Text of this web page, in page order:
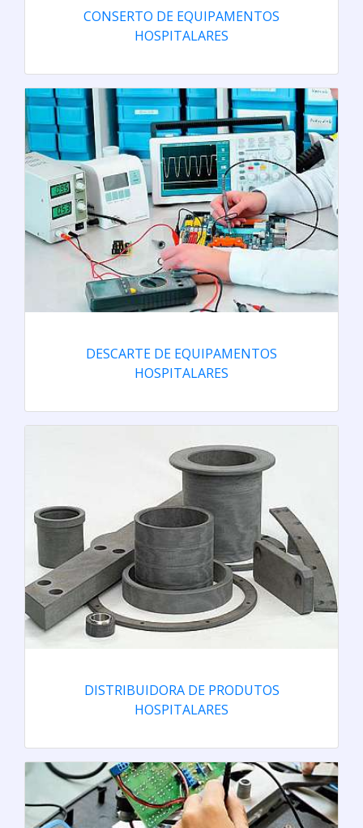
CONSERTO DE EQUIPAMENTOS
HOSPITALARES
DESCARTE DE EQUIPAMENTOS
HOSPITALARES
DISTRIBUIDORA DE PRODUTOS
HOSPITALARES